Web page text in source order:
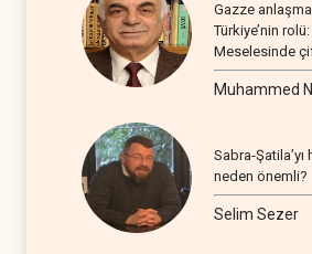
Gazze
Türkiye’nin
Meselesinde
seyir
Muhammed
Sabra-Şatila’yı
neden önemli?
Selim Sezer